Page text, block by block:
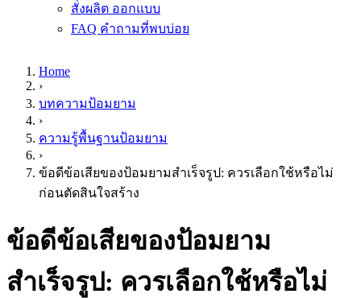
สั่งผลิต ออกแบบ
FAQ คำถามที่พบบ่อย
Home
›
บทความป้อมยาม
›
ความรู้พื้นฐานป้อมยาม
›
ข้อดีข้อเสียของป้อมยามสำเร็จรูป: ควรเลือกใช้หรือไม่
ก่อนตัดสินใจสร้าง
ข้อดีข้อเสียของป้อมยาม
สำเร็จรูป: ควรเลือกใช้หรือไม่